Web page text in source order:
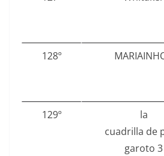
128º
129º
la
cuadrilla de
garoto 3